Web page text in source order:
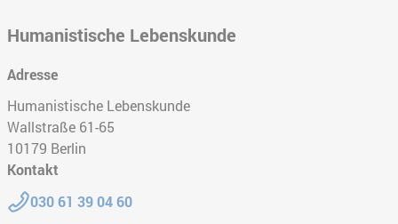
Humanistische Lebenskunde
Adresse
Humanistische Lebenskunde
Wallstraße 61-65
10179 Berlin
Kontakt
Telefon:
030 61 39 04 60